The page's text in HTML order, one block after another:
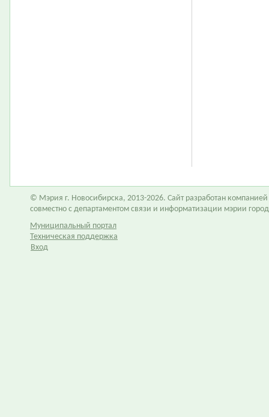
© Мэрия г. Новосибирска, 2013-2026. Сайт разработан компанией
совместно с департаментом связи и информатизации мэрии
Муниципальный портал
Техническая поддержка
Вход